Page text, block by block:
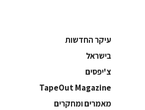
עיקר החדשות
בישראל
צ'יפסים
TapeOut Magazine
מאמרים ומחקרים